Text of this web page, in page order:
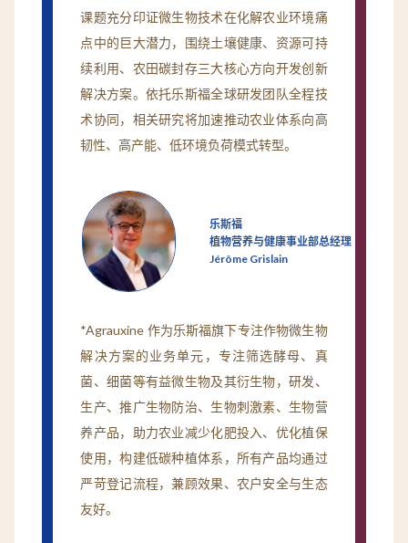
课题充分印证微生物技术在化解农业环境痛
点中的巨大潜力，围绕土壤健康、资源可持
续利用、农田碳封存三大核心方向开发创新
解决方案。依托乐斯福全球研发团队全程技
术协同，相关研究将加速推动农业体系向高
韧性、高产能、低环境负荷模式转型。
乐斯福
植物营养与健康事业部总经理
Jérôme Grislain
*Agrauxine 作为乐斯福旗下专注作物微生物
解决方案的业务单元，专注筛选酵母、真
菌、细菌等有益微生物及其衍生物，研发、
生产、推广生物防治、生物刺激素、生物营
养产品，助力农业减少化肥投入、优化植保
使用，构建低碳种植体系，所有产品均通过
严苛登记流程，兼顾效果、农户安全与生态
友好。